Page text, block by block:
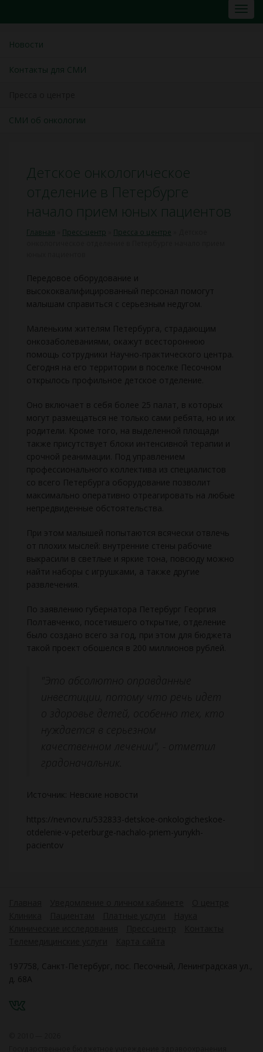
Новости
Контакты для СМИ
СМИ об онкологии
Детское онкологическое
отделение в Петербурге
начало прием юных пациентов
Главная Пресс-центр Пресса о центре
Передовое оборудование и
высококвалифицированный персонал помогут
малышам справиться с серьезным недугом.
Маленьким жителям Петербурга, страдающим
онкозаболеваниями, окажут всестороннюю
помощь сотрудники Научно-практического центра.
Сегодня на его территории в поселке Песочном
открылось профильное детское отделение.
Оно включает в себя более 25 палат, в которых
могут размещаться не только сами ребята, но и их
родители. Кроме того, на выделенной площади
также присутствует блоки интенсивной терапии и
срочной реанимации. Под управлением
профессионального коллектива из специалистов
со всего Петербурга оборудование позволит
максимально оперативно отреагировать на любые
непредвиденные обстоятельства.
При этом малышей попытаются всячески отвлечь
от плохих мыслей: внутренние стены рабочие
выкрасили в светлые и яркие тона, повсюду можно
найти наборы с игрушками, а также другие
развлечения.
По заявлению губернатора Петербург Георгия
Полтавченко, посетившего открытие, отделение
было создано всего за год, при этом для бюджета
такой проект обошелся в 200 миллионов рублей.
"Это абсолютно оправданные
инвестиции, потому что речь идет
о здоровье детей, особенно тех, кто
нуждается в серьезном
качественном лечении", -
отметил
градоначальник.
Источник: Невские новости
https://nevnov.ru/532833-detskoe-onkologicheskoe-
otdelenie-v-peterburge-nachalo-priem-yunykh-
pacientov
197758, Санкт-Петербург, пос. Песочный, Ленинградская ул.,
д. 68А